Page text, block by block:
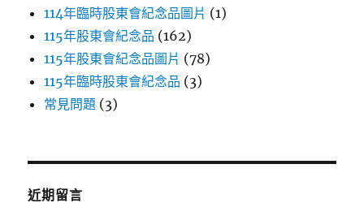
114年臨時股東會紀念品圖片 (1)
115年股東會紀念品 (162)
115年股東會紀念品圖片 (78)
115年臨時股東會紀念品 (3)
常見問題 (3)
近期留言